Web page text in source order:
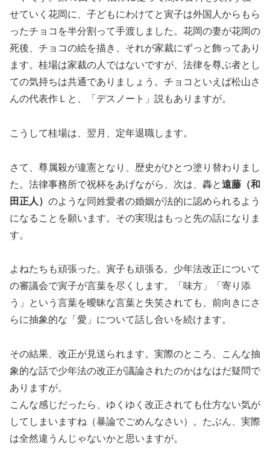
せていく花岡に、子どもにわけてと寅子は外国人からもら
ったチョコを半分割って手渡しました。花岡の妻が花岡の
死後、チョコの絵を描き、それが家裁にずっと飾ってあり
ます。桂場は家裁の人ではないですが、法律を尊ぶ者とし
ての気持ちは共通でありましょう。チョコといえば松山さ
んの代表作Ｌと、「デスノート」説もありますが。
こうして桂場は、翌月、定年退職します。
さて、尊属殺が違憲となり、歴史がひとつ塗り替わりまし
た。法律事務所で祝杯をあげながら、次は、轟と遠藤（和
田正人） のような同姓愛者の婚姻が法的に認められるよう
になることを願います。その実現はもっと先の話になりま
す。
よねたちも頑張った。寅子も頑張る。少年法改正について
の審議会で寅子が言葉を尽くします。「味方」「寄り添
う」という言葉を曖昧な言葉と失笑されても、前向きにさ
らに抽象的な「愛」について話し合いを続けます。
その結果、改正が見送られます。実際のところ、こんな抽
象的な話で少年法の改正が議論されたのかはなはだ疑問で
ありますが。
こんな感じだったら、ゆくゆく改正されても仕方ない気が
してしまいますね（暴論でごめんなさい）。たぶん、実際
は全然違うんじゃないかと思いますが。